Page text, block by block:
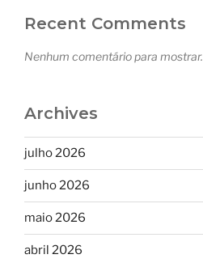
Recent Comments
Nenhum comentário para mostrar.
Archives
julho 2026
junho 2026
maio 2026
abril 2026